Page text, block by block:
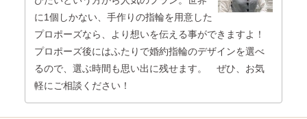
に1個しかない、手作りの指輪を用意した
プロポーズなら、より想いを伝える事ができますよ！
プロポーズ後にはふたりで婚約指輪のデザインを選べ
るので、選ぶ時間も思い出に残せます。 ぜひ、お気
軽にご相談ください！